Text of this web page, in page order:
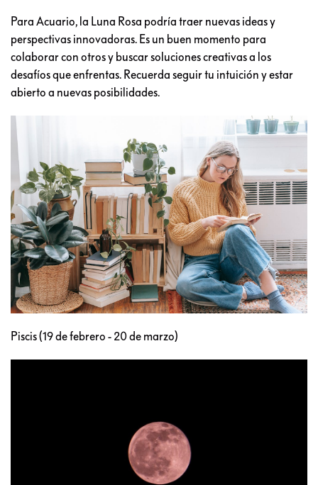
Para Acuario, la Luna Rosa podría traer nuevas ideas y
perspectivas innovadoras. Es un buen momento para
colaborar con otros y buscar soluciones creativas a los
desafíos que enfrentas. Recuerda seguir tu intuición y estar
abierto a nuevas posibilidades.
Piscis (19 de febrero - 20 de marzo)